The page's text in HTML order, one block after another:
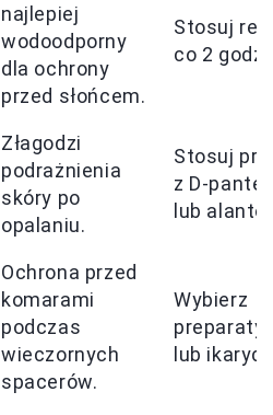
najlepiej
wodoodporny
dla ochrony
przed słońcem.
Stosuj
co 2
Złagodzi
podrażnienia
skóry po
opalaniu.
Stosuj
z D-
lub
Ochrona przed
komarami
podczas
wieczornych
spacerów.
Wybierz
preparaty
lub